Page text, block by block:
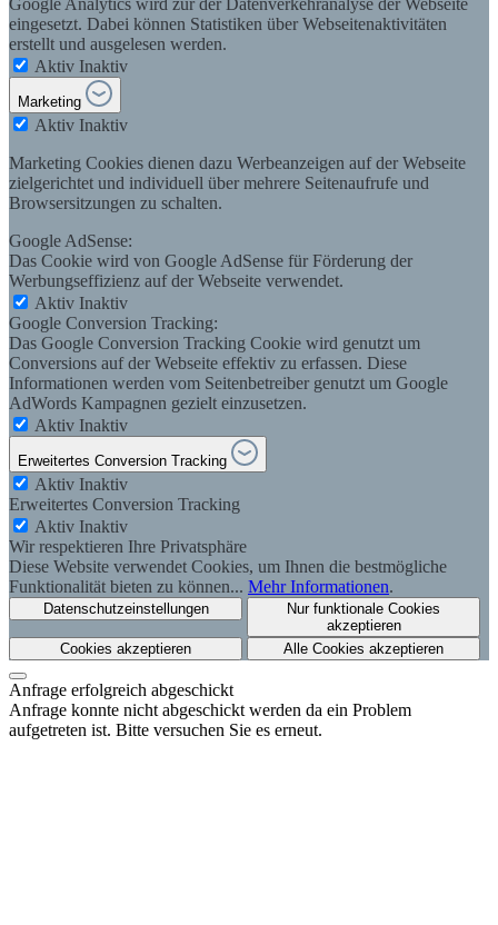
Google Analytics wird zur der Datenverkehranalyse der Webseite
eingesetzt. Dabei können Statistiken über Webseitenaktivitäten
erstellt und ausgelesen werden.
Aktiv Inaktiv
Marketing
Aktiv Inaktiv
Marketing Cookies dienen dazu Werbeanzeigen auf der Webseite
zielgerichtet und individuell über mehrere Seitenaufrufe und
Browsersitzungen zu schalten.
Google AdSense:
Das Cookie wird von Google AdSense für Förderung der
Werbungseffizienz auf der Webseite verwendet.
Aktiv Inaktiv
Google Conversion Tracking:
Das Google Conversion Tracking Cookie wird genutzt um
Conversions auf der Webseite effektiv zu erfassen. Diese
Informationen werden vom Seitenbetreiber genutzt um Google
AdWords Kampagnen gezielt einzusetzen.
Aktiv Inaktiv
Erweitertes Conversion Tracking
Aktiv Inaktiv
Erweitertes Conversion Tracking
Aktiv Inaktiv
Wir respektieren Ihre Privatsphäre
Diese Website verwendet Cookies, um Ihnen die bestmögliche
Funktionalität bieten zu können... Mehr Informationen.
Datenschutzeinstellungen
Nur funktionale Cookies
akzeptieren
Cookies akzeptieren
Alle Cookies akzeptieren
Anfrage erfolgreich abgeschickt
Anfrage konnte nicht abgeschickt werden da ein Problem
aufgetreten ist. Bitte versuchen Sie es erneut.